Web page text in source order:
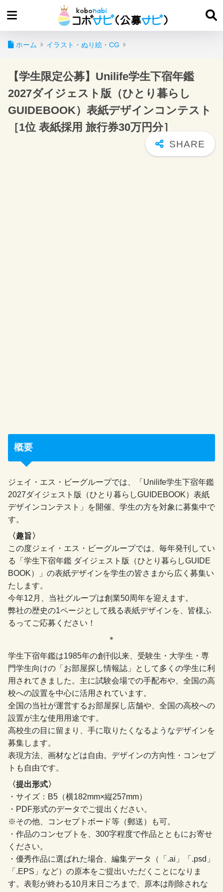
ホーム イラスト・ぬり絵・CG
【学生限定公募】Unilife学生下宿年鑑
2027ダイジェスト版（ひとり暮らし
GUIDEBOOK）表紙デザインコンテスト
［1位 表紙採用 旅行券30万円分］
概要
ジェイ・エス・ビーグループでは、「Unilife学生下宿年鑑
2027ダイジェスト版（ひとり暮らしGUIDEBOOK）表紙
デザインコンテスト」を開催、学生の方を対象に募集中で
す。
〈趣旨〉
この度ジェイ・エス・ビーグループでは、毎年発刊してい
る「学生下宿年鑑 ダイジェスト版（ひとり暮らしGUIDE
BOOK）」の表紙デザインを学生の皆さまから広く募集い
たします。
今年12月、当社グループは創業50周年を迎えます。
弊社の歴史の1ページとして残る表紙デザインを、皆様ふ
るってご応募ください！
＊
学生下宿年鑑は1985年の創刊以来、受験生・大学生・専
門学生向けの「お部屋探し情報誌」として多くの学生に利
用されてきました。主に試験会場での手配布や、全国の高
校への設置を中心に活用されています。
全国の当社が運営するお部屋探し店舗や、全国の高校への
設置が主な使用用途です。
高校生の目に留まり、手に取りたくなるようなデザインを
募集します。
表現方法、画材などは自由。デザインの方向性・コンセプ
トも自由です。
〈提出形式〉
・サイズ：B5（横182mm×縦257mm）
・PDF形式のデータでご提出ください。
※その他、コンセプトボード等（郵送）も可。
・作品のコンセプトを、300字程度で作品とともにお寄せ
ください。
・優秀作品に選ばれた場合、編集データ（「.ai」「.psd」
「.EPS」など）の原本をご提出いただくことになりま
す。表彰が終わる10月末日ごろまで、原本は削除されな